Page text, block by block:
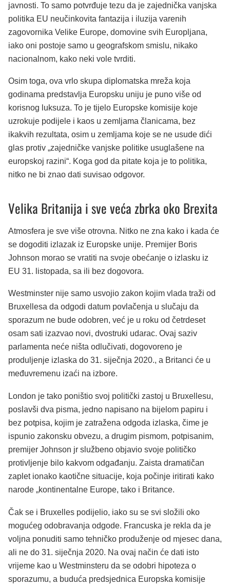
javnosti. To samo potvrđuje tezu da je zajednička vanjska
politika EU neučinkovita fantazija i iluzija varenih
zagovornika Velike Europe, domovine svih Europljana,
iako oni postoje samo u geografskom smislu, nikako
nacionalnom, kako neki vole tvrditi.
Osim toga, ova vrlo skupa diplomatska mreža koja
godinama predstavlja Europsku uniju je puno više od
korisnog luksuza. To je tijelo Europske komisije koje
uzrokuje podijele i kaos u zemljama članicama, bez
ikakvih rezultata, osim u zemljama koje se ne usude dići
glas protiv „zajedničke vanjske politike usuglašene na
europskoj razini“. Koga god da pitate koja je to politika,
nitko ne bi znao dati suvisao odgovor.
Velika Britanija i sve veća zbrka oko Brexita
Atmosfera je sve više otrovna. Nitko ne zna kako i kada će
se dogoditi izlazak iz Europske unije. Premijer Boris
Johnson morao se vratiti na svoje obećanje o izlasku iz
EU 31. listopada, sa ili bez dogovora.
Westminster nije samo usvojio zakon kojim vlada traži od
Bruxellesa da odgodi datum povlačenja u slučaju da
sporazum ne bude odobren, već je u roku od četrdeset
osam sati izazvao novi, dvostruki udarac. Ovaj saziv
parlamenta neće ništa odlučivati, dogovoreno je
produljenje izlaska do 31. siječnja 2020., a Britanci će u
međuvremenu izaći na izbore.
London je tako poništio svoj politički zastoj u Bruxellesu,
poslavši dva pisma, jedno napisano na bijelom papiru i
bez potpisa, kojim je zatražena odgoda izlaska, čime je
ispunio zakonsku obvezu, a drugim pismom, potpisanim,
premijer Johnson jr službeno objavio svoje političko
protivljenje bilo kakvom odgađanju. Zaista dramatičan
zaplet ionako kaotične situacije, koja počinje iritirati kako
narode „kontinentalne Europe, tako i Britance.
Čak se i Bruxelles podijelio, iako su se svi složili oko
mogućeg odobravanja odgode. Francuska je rekla da je
voljna ponuditi samo tehničko produženje od mjesec dana,
ali ne do 31. siječnja 2020. Na ovaj način će dati isto
vrijeme kao u Westminsteru da se odobri hipoteza o
sporazumu, a buduća predsjednica Europska komisije